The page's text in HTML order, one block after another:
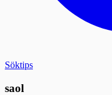
Söktips
saol